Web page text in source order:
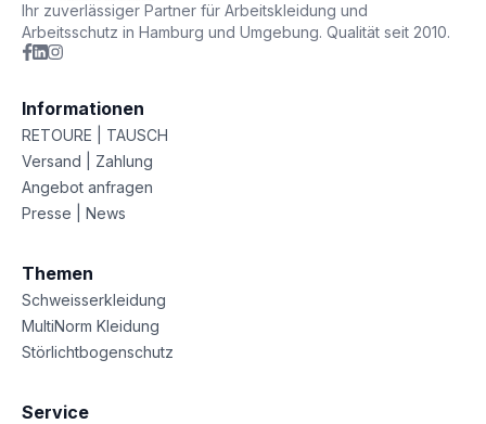
Ihr zuverlässiger Partner für Arbeitskleidung und
Arbeitsschutz in Hamburg und Umgebung. Qualität seit 2010.
Informationen
RETOURE | TAUSCH
Versand | Zahlung
Angebot anfragen
Presse | News
Themen
Schweisserkleidung
MultiNorm Kleidung
Störlichtbogenschutz
Service